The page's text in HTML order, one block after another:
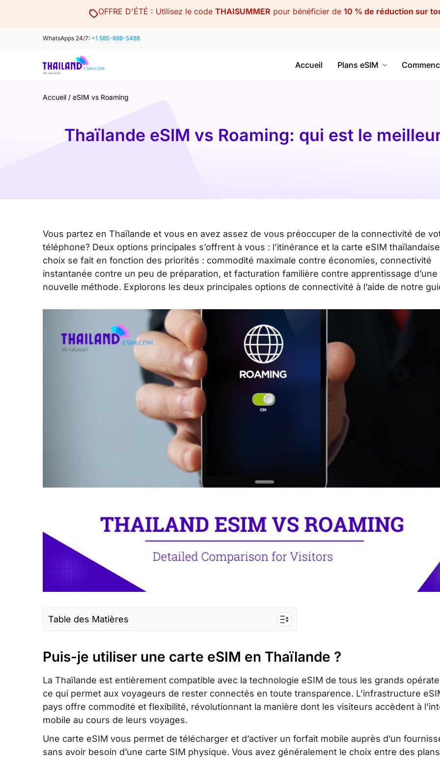
OFFRE D'ÉTÉ : Utilisez le code THAISUMMER pour bénéficier de 10 % de réduction sur
WhatsApps 24/7: +1 585-888-5488
Accueil Plans eSIM
Accueil / eSIM vs Roaming
Thaïlande eSIM vs Roaming: qui est le
Vous partez en Thaïlande et vous en avez assez de vous préoccuper de la connectivité de
téléphone? Deux options principales s’offrent à vous : l’itinérance et la carte eSIM
choix se fait en fonction des priorités : commodité maximale contre économies, connectivité
instantanée contre un peu de préparation, et facturation familière contre apprentissage d’une
nouvelle méthode. Explorons les deux principales options de connectivité à l’aide de notre
Table des Matières
Qu’est-ce que l’itinérance en Thaïlande?
pour les visiteurs
Conclusion
Puis-je utiliser une carte eSIM en Thaïlande ?
La Thaïlande est entièrement compatible avec la technologie eSIM de tous les grands
ce qui permet aux voyageurs de rester connectés en toute transparence. L’infrastructure
pays offre commodité et flexibilité, révolutionnant la manière dont les visiteurs accèdent à
mobile au cours de leurs voyages.
Une carte eSIM vous permet de télécharger et d’activer un forfait mobile auprès d’un
sans avoir besoin d’une carte SIM physique. Vous avez généralement le choix entre des plans